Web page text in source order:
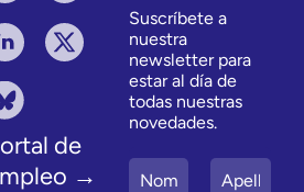
de
→
Suscríbete a
nuestra
newsletter para
estar al día de
todas nuestras
novedades.